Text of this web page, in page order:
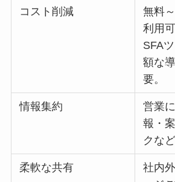
コスト削減
無料
利用
SFA
額な
要。
情報集約
営業
報・
クな
柔軟な共有
社内